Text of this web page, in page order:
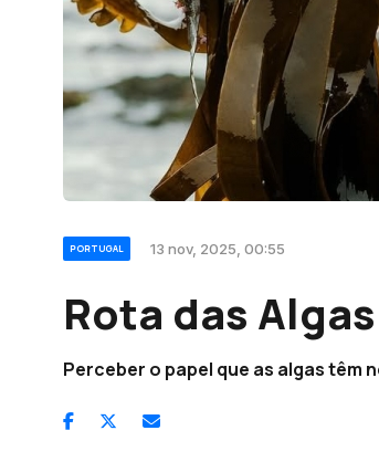
PORTUGAL 13 nov, 2025, 00:55
Rota das
Perceber o papel que as algas têm